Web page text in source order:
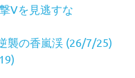
Vを見逃すな
襲の香嵐渓 (26/7/25)